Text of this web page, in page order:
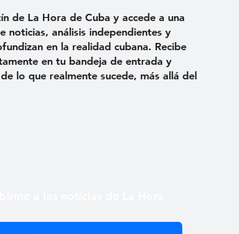
de La Hora de Cuba y accede a una
noticias, análisis independientes y
en la realidad cubana. Recibe
en tu bandeja de entrada y
lo que realmente sucede, más allá del